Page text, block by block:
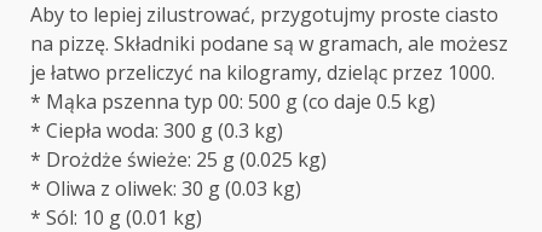
Aby to lepiej zilustrować, przygotujmy proste ciasto
na pizzę. Składniki podane są w gramach, ale możesz
je łatwo przeliczyć na kilogramy, dzieląc przez 1000.
* Mąka pszenna typ 00: 500 g (co daje 0.5 kg)
* Ciepła woda: 300 g (0.3 kg)
* Drożdże świeże: 25 g (0.025 kg)
* Oliwa z oliwek: 30 g (0.03 kg)
* Sól: 10 g (0.01 kg)